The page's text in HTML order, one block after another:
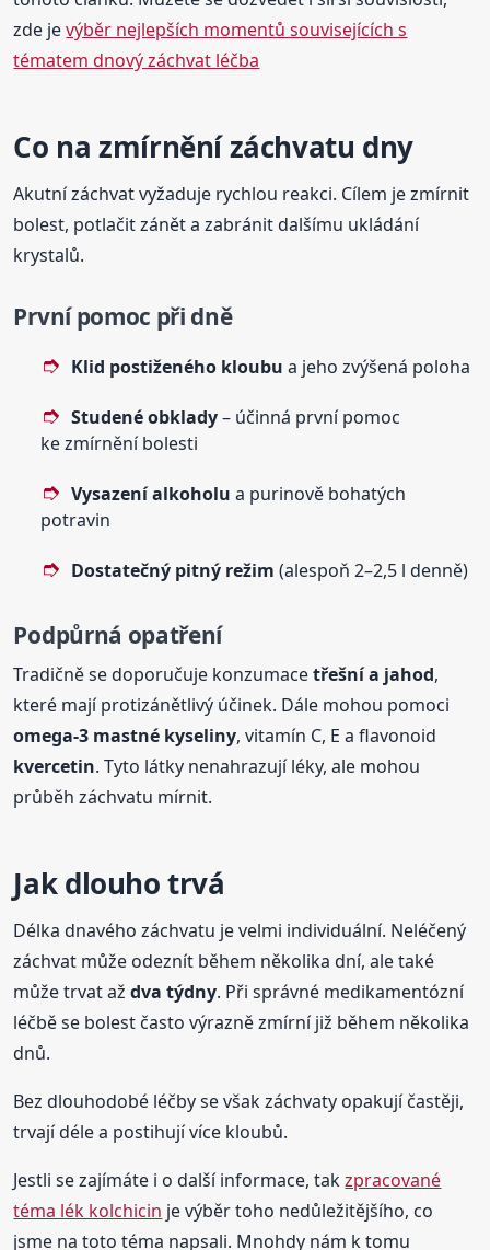
zde jevýběr nejlepších momentů souvisejících s
tématem dnový záchvat léčba
Co na zmírnění záchvatu dny
Akutní záchvat vyžaduje rychlou reakci. Cílem je zmírnit
bolest, potlačit zánět a zabránit dalšímu ukládání
krystalů.
První pomoc při dně
Klid postiženého kloubu a jeho zvýšená poloha
Studené obklady– účinná první pomoc
ke zmírnění bolesti
Vysazení alkoholu a purinově bohatých
potravin
Dostatečný pitný režim (alespoň 2–2,5 l denně)
Podpůrná opatření
Tradičně se doporučuje konzumacetřešní a jahod,
které mají protizánětlivý účinek. Dále mohou pomoci
omega-3 mastné kyseliny, vitamín C, E a flavonoid
kvercetin. Tyto látky nenahrazují léky, ale mohou
průběh záchvatu mírnit.
Jak dlouho trvá
Délka dnavého záchvatu je velmi individuální. Neléčený
záchvat může odeznít během několika dní, ale také
může trvat aždva týdny. Při správné medikamentózní
léčbě se bolest často výrazně zmírní již během několika
dnů.
Bez dlouhodobé léčby se však záchvaty opakují častěji,
trvají déle a postihují více kloubů.
Jestli se zajímáte i o další informace, takzpracované
téma lék kolchicin je výběr toho nedůležitějšího, co
jsme na toto téma napsali. Mnohdy nám k tomu